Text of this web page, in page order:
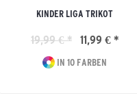
KINDER LIGA TRIKOT
19,99 € * 11,99 € *
IN 10 FARBEN